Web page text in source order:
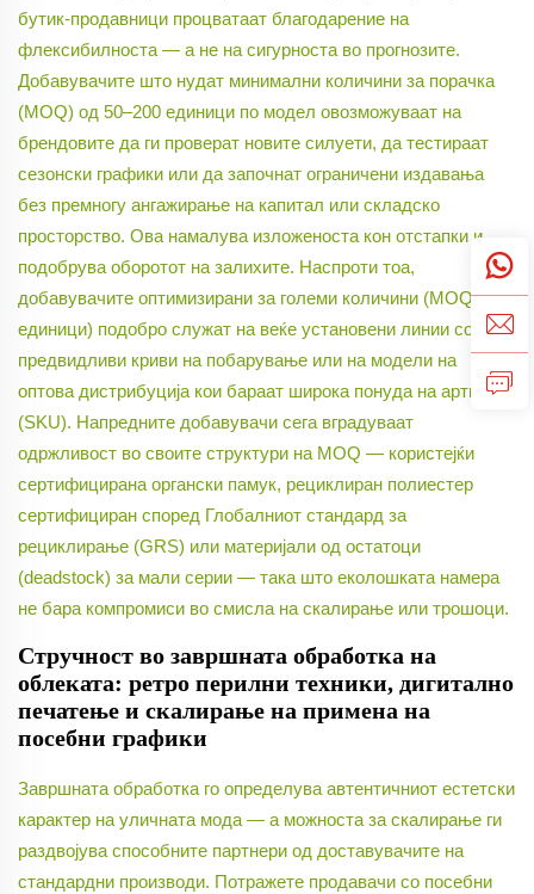
бутик-продавници процватаат благодарение на
флексибилноста — а не на сигурноста во прогнозите.
Добавувачите што нудат минимални количини за порачка
(MOQ) од 50–200 единици по модел овозможуваат на
брендовите да ги проверат новите силуети, да тестираат
сезонски графики или да започнат ограничени издавања
без премногу ангажирање на капитал или складско
просторство. Ова намалува изложеноста кон отстапки и
подобрува оборотот на залихите. Наспроти тоа,
добавувачите оптимизирани за големи количини (MOQ ≥500
единици) подобро служат на веќе установени линии со
предвидливи криви на побарување или на модели на
оптова дистрибуција кои бараат широка понуда на артикули
(SKU). Напредните добавувачи сега вградуваат
одржливост во своите структури на MOQ — користејќи
сертифицирана органски памук, рециклиран полиестер
сертифициран според Глобалниот стандард за
рециклирање (GRS) или материјали од остатоци
(deadstock) за мали серии — така што еколошката намера
не бара компромиси во смисла на скалирање или трошоци.
Стручност во завршната обработка на
облеката: ретро перилни техники, дигитално
печатење и скалирање на примена на
посебни графики
Завршната обработка го определува автентичниот естетски
карактер на уличната мода — а можноста за скалирање ги
раздвојува способните партнери од доставувачите на
стандардни производи. Потражете продавачи со посебни